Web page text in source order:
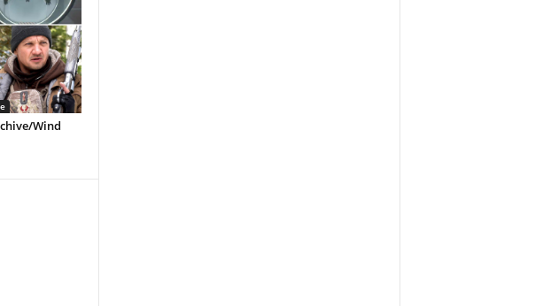
Wind